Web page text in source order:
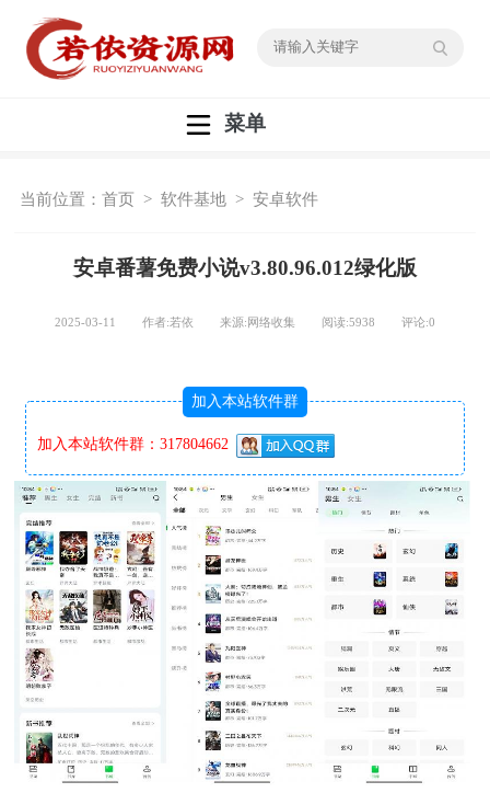
菜单
当前位置：首页 >软件基地 >安卓软件
安卓番薯免费小说v3.80.96.012绿化版
2025-03-11 作者:若依 来源:网络收集 阅读:5938 评论:0
加入本站软件群
加入本站软件群：317804662